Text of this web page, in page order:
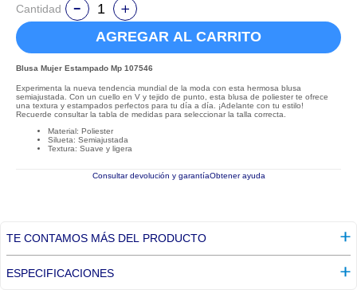
Cantidad
AGREGAR AL CARRITO
Blusa Mujer Estampado Mp 107546
Experimenta la nueva tendencia mundial de la moda con esta hermosa blusa
semiajustada. Con un cuello en V y tejido de punto, esta blusa de poliester te ofrece
una textura y estampados perfectos para tu día a día. ¡Adelante con tu estilo!
Recuerde consultar la tabla de medidas para seleccionar la talla correcta.
Material: Poliester
Silueta: Semiajustada
Textura: Suave y ligera
Consultar devolución y garantíaObtener ayuda
TE CONTAMOS MÁS DEL PRODUCTO
ESPECIFICACIONES